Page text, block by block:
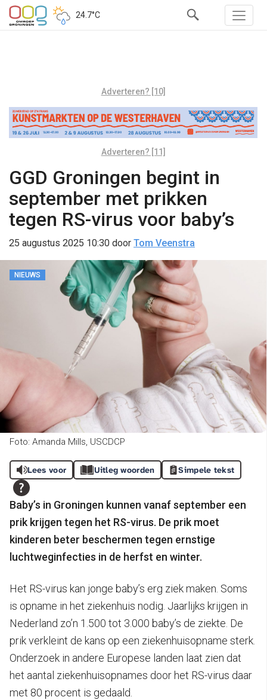
24.7°C
Adverteren? [10]
Adverteren? [11]
GGD Groningen begint in
september met prikken
tegen RS-virus voor baby’s
25 augustus 2025 10:30 door Tom Veenstra
NIEUWS
Foto: Amanda Mills, USCDCP
Lees voor Uitleg woorden Simpele tekst
Baby’s in Groningen kunnen vanaf september een
prik krijgen tegen het RS-virus. De prik moet
kinderen beter beschermen tegen ernstige
luchtweginfecties in de herfst en winter.
Het RS-virus kan jonge baby’s erg ziek maken. Soms
is opname in het ziekenhuis nodig. Jaarlijks krijgen in
Nederland zo’n 1.500 tot 3.000 baby’s de ziekte. De
prik verkleint de kans op een ziekenhuisopname sterk.
Onderzoek in andere Europese landen laat zien dat
het aantal ziekenhuisopnames door het RS-virus daar
met 80 procent is gedaald.